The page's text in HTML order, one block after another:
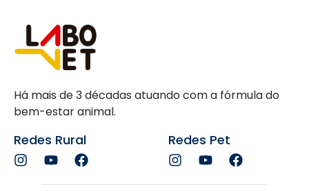
Há mais de 3 décadas atuando com a fórmula do
bem-estar animal.
Redes Rural Redes Pet